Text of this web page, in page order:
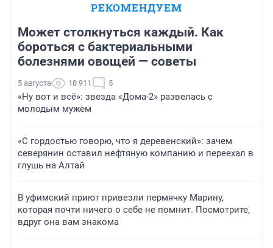
РЕКОМЕНДУЕМ
Может столкнуться каждый. Как
бороться с бактериальными
болезнями овощей — советы
5 августа 18 911 5
«Ну вот и всё»: звезда «Дома-2» развелась с
молодым мужем
«С гордостью говорю, что я деревенский»: зачем
северянин оставил нефтяную компанию и переехал в
глушь на Алтай
В уфимский приют привезли пермячку Марину,
которая почти ничего о себе не помнит. Посмотрите,
вдруг она вам знакома